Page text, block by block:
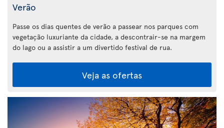
Verão
Passe os dias quentes de verão a passear nos parques com
vegetação luxuriante da cidade, a descontrair-se na margem
do lago ou a assistir a um divertido festival de rua.
Veja as ofertas